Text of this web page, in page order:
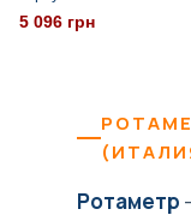
5 096 грн
Ротаметр